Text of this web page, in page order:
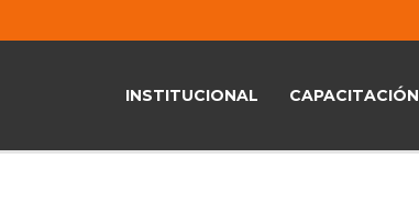
INSTITUCIONAL CAPACITACIÓN